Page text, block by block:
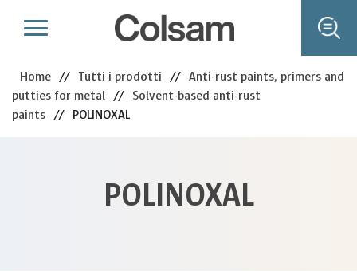
Home // Tutti i prodotti // Anti-rust paints, primers and
putties for metal // Solvent-based anti-rust
paints // POLINOXAL
POLINOXAL